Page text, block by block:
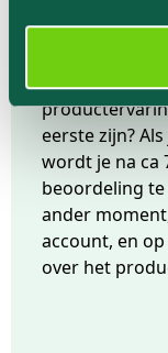
Er zijn nog
eerste zijn?
wordt je na ca
beoordeling te
ander
account, en
over het